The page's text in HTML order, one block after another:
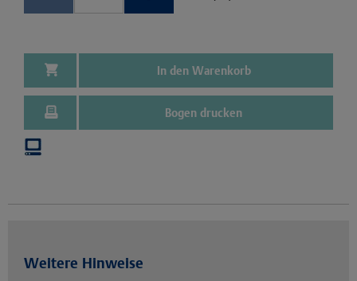
In den Warenkorb
Bogen drucken
Weitere Hinweise